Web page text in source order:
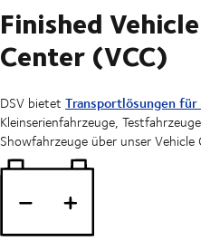
Finished
Center (VCC)
DSV bietet Transportlösungen
Kleinserienfahrzeuge,
Showfahrzeuge über unser